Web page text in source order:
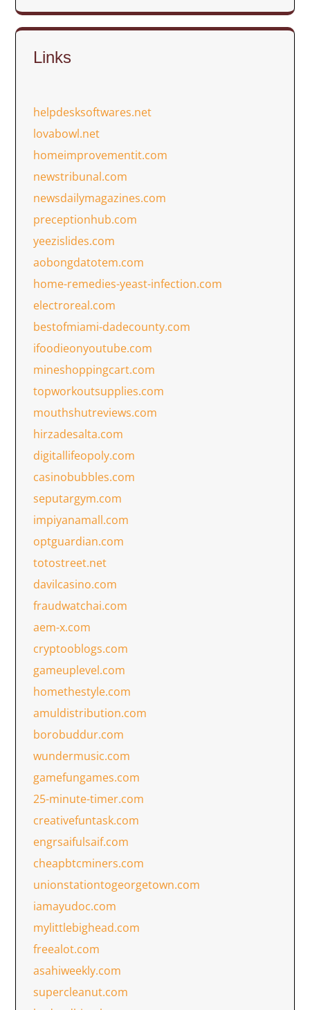
Links
helpdesksoftwares.net
lovabowl.net
homeimprovementit.com
newstribunal.com
newsdailymagazines.com
preceptionhub.com
yeezislides.com
aobongdatotem.com
home-remedies-yeast-infection.com
electroreal.com
bestofmiami-dadecounty.com
ifoodieonyoutube.com
mineshoppingcart.com
topworkoutsupplies.com
mouthshutreviews.com
hirzadesalta.com
digitallifeopoly.com
casinobubbles.com
seputargym.com
impiyanamall.com
optguardian.com
totostreet.net
davilcasino.com
fraudwatchai.com
aem-x.com
cryptooblogs.com
gameuplevel.com
homethestyle.com
amuldistribution.com
borobuddur.com
wundermusic.com
gamefungames.com
25-minute-timer.com
creativefuntask.com
engrsaifulsaif.com
cheapbtcminers.com
unionstationtogeorgetown.com
iamayudoc.com
mylittlebighead.com
freealot.com
asahiweekly.com
supercleanut.com